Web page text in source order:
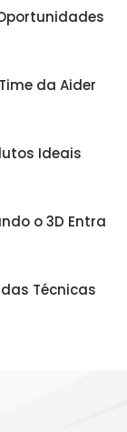
da Aider
Ideais
o 3D Entra
Técnicas